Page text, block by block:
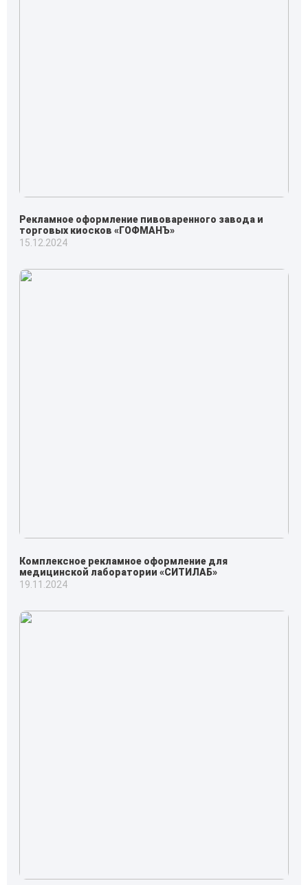
Рекламное оформление пивоваренного завода и
торговых киосков «ГОФМАНЪ»
15.12.2024
Комплексное рекламное оформление для
медицинской лаборатории «СИТИЛАБ»
19.11.2024